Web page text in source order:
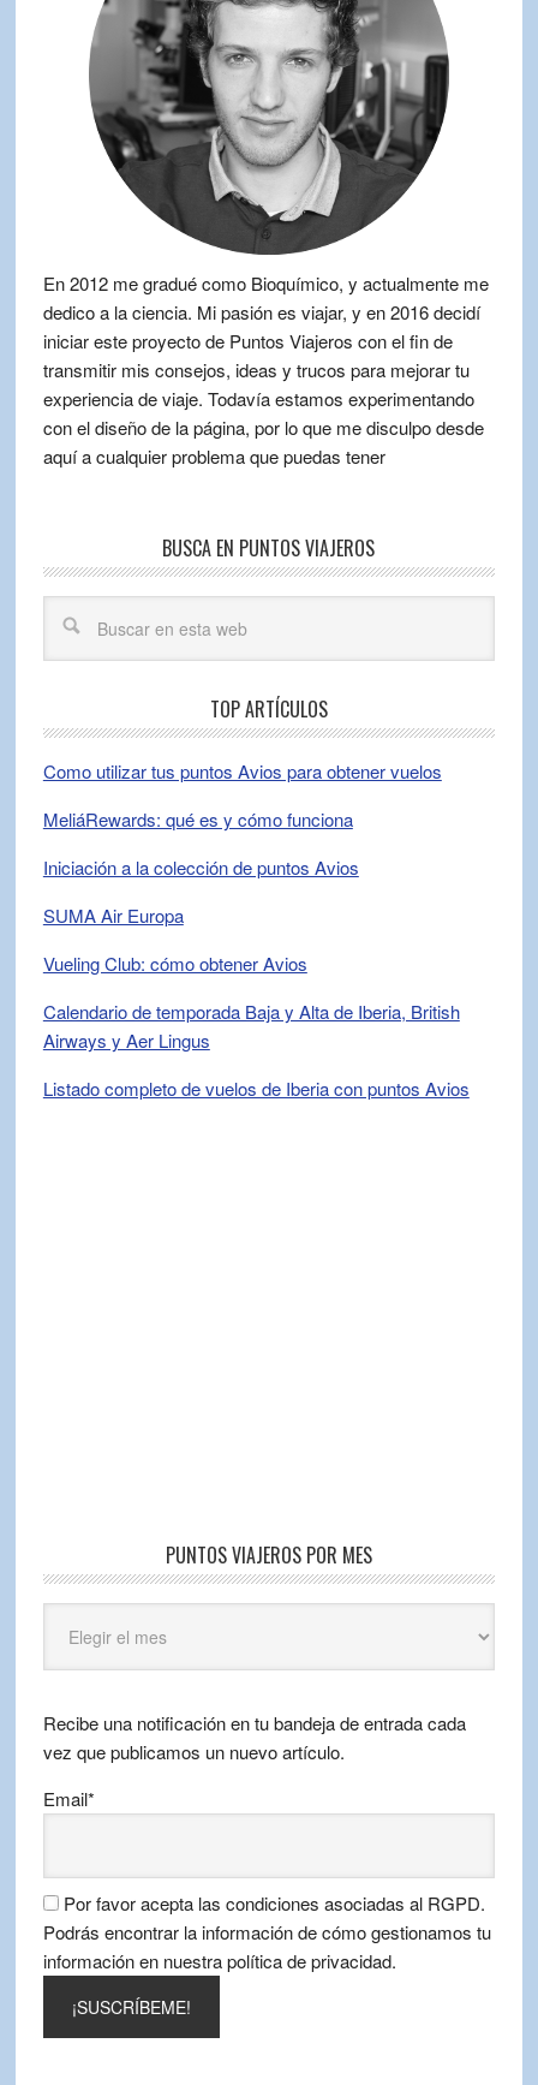
En 2012 me gradué como Bioquímico, y actualmente me
dedico a la ciencia. Mi pasión es viajar, y en 2016 decidí
iniciar este proyecto de Puntos Viajeros con el fin de
transmitir mis consejos, ideas y trucos para mejorar tu
experiencia de viaje. Todavía estamos experimentando
con el diseño de la página, por lo que me disculpo desde
aquí a cualquier problema que puedas tener
BUSCA EN PUNTOS VIAJEROS
TOP ARTÍCULOS
Como utilizar tus puntos Avios para obtener vuelos
MeliáRewards: qué es y cómo funciona
Iniciación a la colección de puntos Avios
SUMA Air Europa
Vueling Club: cómo obtener Avios
Calendario de temporada Baja y Alta de Iberia, British
Airways y Aer Lingus
Listado completo de vuelos de Iberia con puntos Avios
PUNTOS VIAJEROS POR MES
Viajeros
por
Recibe una notificación en tu bandeja de entrada cada
vez que publicamos un nuevo artículo.
Email*
Por favor acepta las condiciones asociadas al RGPD.
Podrás encontrar la información de cómo gestionamos tu
información en nuestra política de privacidad.